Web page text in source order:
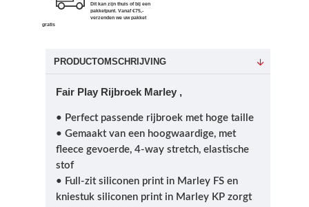
Dit kan zijn thuis of bij een
pakketpunt. Vanaf €75,-
verzenden we uw pakket
gratis
PRODUCTOMSCHRIJVING
Fair Play Rijbroek Marley ,
• Perfect passende rijbroek met hoge taille
• Gemaakt van een hoogwaardige, met
fleece gevoerde, 4-way stretch, elastische
stof
• Full-zit siliconen print in Marley FS en
kniestuk siliconen print in Marley KP zorgt